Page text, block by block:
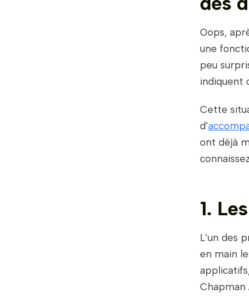
Oops,
une
peu
indiquent
Cette
d’
ont déjà
1.
L’un des
en main
Chapman